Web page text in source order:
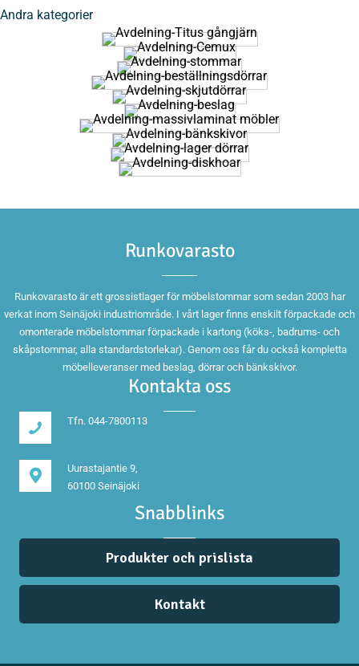
Andra kategorier
Runkovarasto
Runkovarasto är ett grossistlager för möbelstommar som sedan 2003 har
verkat inom Seinäjoki industriområde. I vårt lager finns enskilt förpackade och
omonterade möbelstommar förpackade i kartong (köks-, badrums- och
skåpstommar, alla standardstorlekar). Genom oss får du också kompletta
möbelleveranser med beslag, dörrar och bänkskivor.
Kontakta oss
Tfn. 044-7800113
Uurastajantie 9,
60100 Seinäjoki
Snabblinks
Produkter och prislista
Kontakt